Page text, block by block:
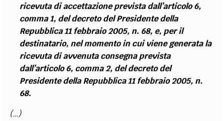
ricevuta di accettazione prevista dall’articolo 6,
comma 1, del decreto del Presidente della
Repubblica 11 febbraio 2005, n. 68, e, per il
destinatario, nel momento in cui viene generata la
ricevuta di avvenuta consegna prevista
dall’articolo 6, comma 2, del decreto del
Presidente della Repubblica 11 febbraio 2005, n.
68.
(…)